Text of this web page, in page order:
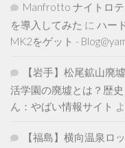
Manfrotto ナイトロ
を導入してみた に ハー
MK2をゲット -
【岩手】松尾鉱山廃
活学園の廃墟とは？歴
ん：やばい情報サイト
【福島】横向温泉ロ